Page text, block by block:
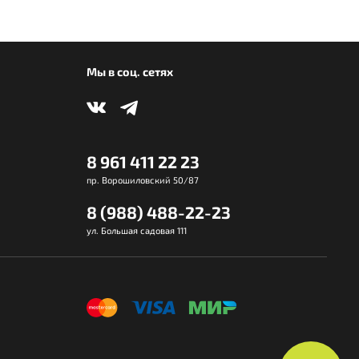
Мы в соц. сетях
8 961 411 22 23
пр. Ворошиловский 50/87
8 (988) 488-22-23
ул. Большая садовая 111